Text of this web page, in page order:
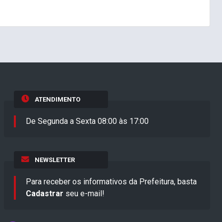
ATENDIMENTO
De Segunda a Sexta 08:00 às 17:00
NEWSLETTER
Para receber os informativos da Prefeitura, basta
Cadastrar seu e-mail!